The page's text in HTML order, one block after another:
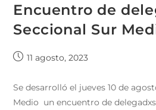
Encuentro de
Seccional Sur
11 agosto, 2023
Se desarrolló el jueves 10 de
Medio un encuentro de